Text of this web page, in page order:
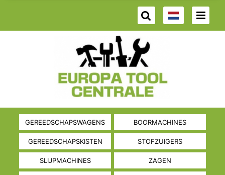
GEREEDSCHAPSWAGENS BOORMACHINES
GEREEDSCHAPSKISTEN STOFZUIGERS
SLIJPMACHINES ZAGEN